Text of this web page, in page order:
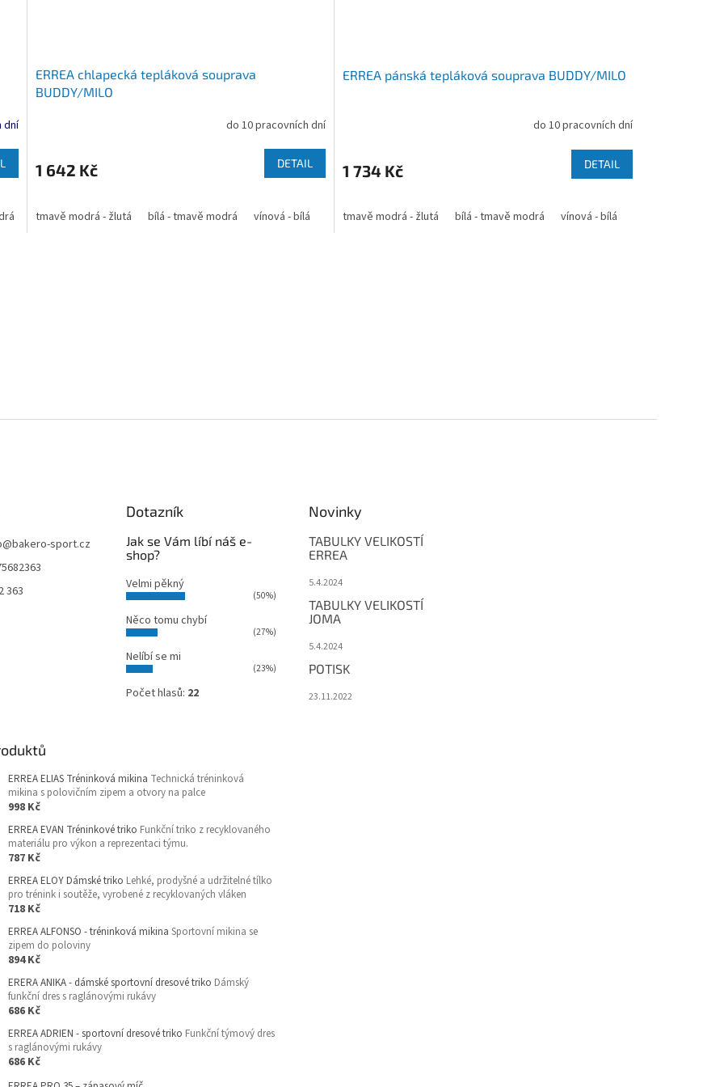
dní
bílá - černá červená - černá červená - tmavě modrá tmavě modrá vínová zelená - černá modrá - tmavě modrá
ERREA chlapecká tepláková souprava
BUDDY/MILO
do 10 pracovních dní
1 642 Kč DETAIL
tmavě modrá - žlutá bílá - tmavě modrá vínová - bílá červená - bílá tmavě modrá - bílá modrá - bílá černá - bílá
ERREA pánská tepláková souprava BUDDY/MILO
do 10 pracovních dní
1 734 Kč DETAIL
tmavě modrá - žlutá bílá - tmavě modrá vínová - bílá
k
s
@bakero-sport.cz
363
Dotazník
Jak se Vám líbí náš e-
shop?
Velmi pěkný
(50%)
Něco tomu chybí
(27%)
Nelíbí se mi
(23%)
Počet hlasů: 22
Novinky
TABULKY VELIKOSTÍ
ERREA
5.4.2024
TABULKY VELIKOSTÍ
JOMA
5.4.2024
POTISK
23.11.2022
ERREA ELIAS Tréninková mikina Technická tréninková
mikina s polovičním zipem a otvory na palce
998 Kč
ERREA EVAN Tréninkové triko Funkční triko z recyklovaného
materiálu pro výkon a reprezentaci týmu.
787 Kč
ERREA ELOY Dámské triko Lehké, prodyšné a udržitelné tílko
pro trénink i soutěže, vyrobené z recyklovaných vláken
718 Kč
ERREA ALFONSO - tréninková mikina Sportovní mikina se
zipem do poloviny
894 Kč
ERERA ANIKA - dámské sportovní dresové triko Dámský
funkční dres s raglánovými rukávy
686 Kč
ERREA ADRIEN - sportovní dresové triko Funkční týmový dres
s raglánovými rukávy
686 Kč